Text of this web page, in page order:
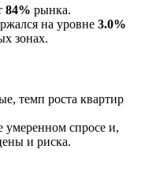
84% рынка.
на уровне 3.0%
зонах.
темп роста квартир
умеренном спросе и,
и риска.